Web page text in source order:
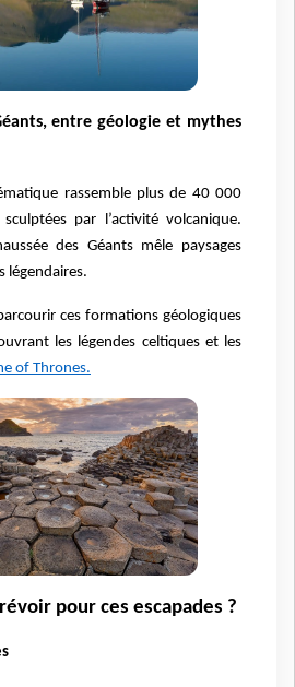
entre géologie et mythes
rassemble plus de 40 000
par l’activité volcanique.
des Géants mêle paysages
légendaires.
ces formations géologiques
les légendes celtiques et les
of Thrones.
pour ces escapades ?